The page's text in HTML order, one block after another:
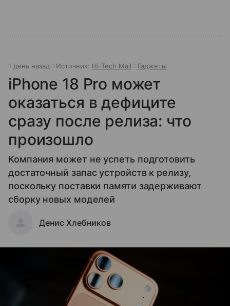
1 день назад Источник: Hi-Tech Mail Гаджеты
iPhone 18 Pro может
оказаться в дефиците
сразу после релиза: что
произошло
Компания может не успеть подготовить
достаточный запас устройств к релизу,
поскольку поставки памяти задерживают
сборку новых моделей
Денис Хлебников